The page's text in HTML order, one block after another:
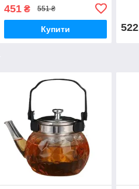
бамбуковою кришкою
451₴ 551 ₴
Купити 522